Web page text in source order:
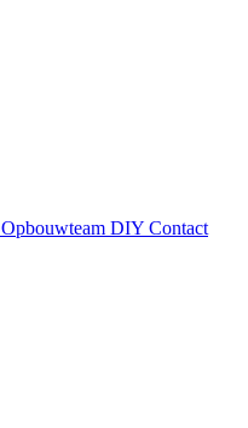
Opbouwteam DIY Contact